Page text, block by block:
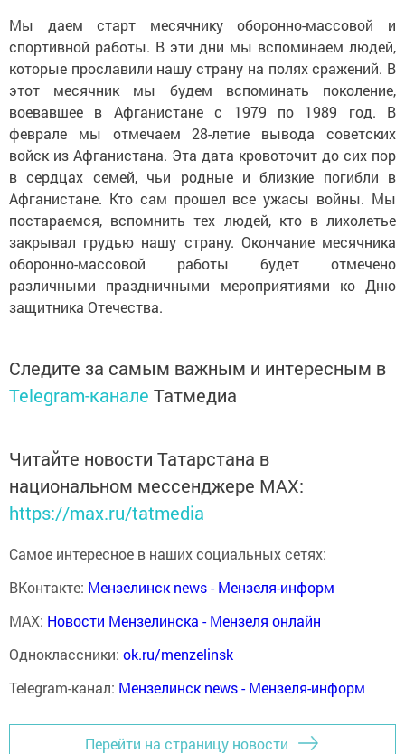
Мы даем старт месячнику оборонно-массовой и
спортивной работы. В эти дни мы вспоминаем людей,
которые прославили нашу страну на полях сражений. В
этот месячник мы будем вспоминать поколение,
воевавшее в Афганистане с 1979 по 1989 год. В
феврале мы отмечаем 28-летие вывода советских
войск из Афганистана. Эта дата кровоточит до сих пор
в сердцах семей, чьи родные и близкие погибли в
Афганистане. Кто сам прошел все ужасы войны. Мы
постараемся, вспомнить тех людей, кто в лихолетье
закрывал грудью нашу страну. Окончание месячника
оборонно-массовой работы будет отмечено
различными праздничными мероприятиями ко Дню
защитника Отечества.
Следите за самым важным и интересным в
Telegram-канале Татмедиа
Читайте новости Татарстана в
национальном мессенджере MАХ:
https://max.ru/tatmedia
Самое интересное в наших социальных сетях:
ВКонтакте: Мензелинск news - Мензеля-информ
MAX: Новости Мензелинска - Мензеля онлайн
Одноклассники: ok.ru/menzelinsk
Telegram-канал: Мензелинск news - Мензеля-информ
Перейти на страницу новости